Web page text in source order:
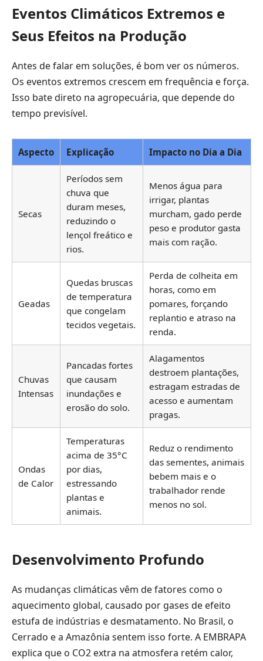
Eventos Climáticos Extremos e
Seus Efeitos na Produção
Antes de falar em soluções, é bom ver os números.
Os eventos extremos crescem em frequência e força.
Isso bate direto na agropecuária, que depende do
tempo previsível.
Aspecto Explicação Impacto no Dia a Dia
Secas
Períodos sem
chuva que
duram meses,
reduzindo o
lençol freático e
rios.
Menos água para
irrigar, plantas
murcham, gado perde
peso e produtor gasta
mais com ração.
Geadas
Quedas bruscas
de temperatura
que congelam
tecidos vegetais.
Perda de colheita em
horas, como em
pomares, forçando
replantio e atraso na
renda.
Chuvas
Intensas
Pancadas fortes
que causam
inundações e
erosão do solo.
Alagamentos
destroem plantações,
estragam estradas de
acesso e aumentam
pragas.
Ondas
de Calor
Temperaturas
acima de 35°C
por dias,
estressando
plantas e
animais.
Reduz o rendimento
das sementes, animais
bebem mais e o
trabalhador rende
menos no sol.
Desenvolvimento Profundo
As mudanças climáticas vêm de fatores como o
aquecimento global, causado por gases de efeito
estufa de indústrias e desmatamento. No Brasil, o
Cerrado e a Amazônia sentem isso forte. A EMBRAPA
explica que o CO2 extra na atmosfera retém calor,